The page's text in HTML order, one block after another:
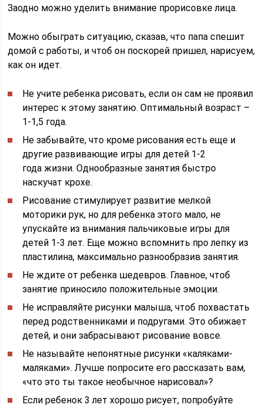
Заодно можно уделить внимание прорисовке лица.
Можно обыграть ситуацию, сказав, что папа спешит
домой с работы, и чтоб он поскорей пришел, нарисуем,
как он идет.
Не учите ребенка рисовать, если он сам не проявил
интерес к этому занятию. Оптимальный возраст –
1-1,5 года.
Не забывайте, что кроме рисования есть еще и
другие развивающие игры для детей 1-2
года жизни. Однообразные занятия быстро
наскучат крохе.
Рисование стимулирует развитие мелкой
моторики рук, но для ребенка этого мало, не
упускайте из внимания пальчиковые игры для
детей 1-3 лет. Еще можно вспомнить про лепку из
пластилина, максимально разнообразив занятия.
Не ждите от ребенка шедевров. Главное, чтоб
занятие приносило положительные эмоции.
Не исправляйте рисунки малыша, чтоб похвастать
перед родственниками и подругами. Это обижает
детей, и они забрасывают рисование вовсе.
Не называйте непонятные рисунки «каляками-
маляками». Лучше попросите его рассказать вам,
«что это ты такое необычное нарисовал»?
Если ребенок 3 лет хорошо рисует, попробуйте